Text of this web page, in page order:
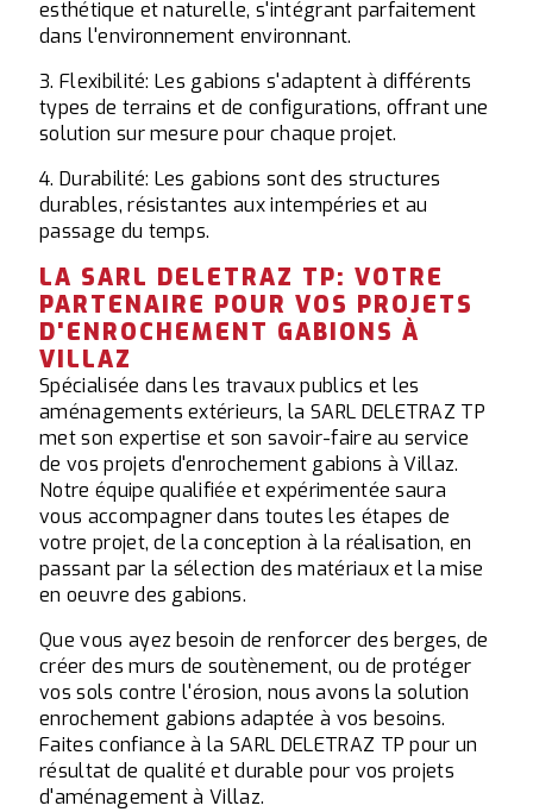
esthétique et naturelle, s'intégrant parfaitement
dans l'environnement environnant.
3. Flexibilité: Les gabions s'adaptent à différents
types de terrains et de configurations, offrant une
solution sur mesure pour chaque projet.
4. Durabilité: Les gabions sont des structures
durables, résistantes aux intempéries et au
passage du temps.
LA SARL DELETRAZ TP: VOTRE
PARTENAIRE POUR VOS PROJETS
D'ENROCHEMENT GABIONS À
VILLAZ
Spécialisée dans les travaux publics et les
aménagements extérieurs, la SARL DELETRAZ TP
met son expertise et son savoir-faire au service
de vos projets d'enrochement gabions à Villaz.
Notre équipe qualifiée et expérimentée saura
vous accompagner dans toutes les étapes de
votre projet, de la conception à la réalisation, en
passant par la sélection des matériaux et la mise
en oeuvre des gabions.
Que vous ayez besoin de renforcer des berges, de
créer des murs de soutènement, ou de protéger
vos sols contre l'érosion, nous avons la solution
enrochement gabions adaptée à vos besoins.
Faites confiance à la SARL DELETRAZ TP pour un
résultat de qualité et durable pour vos projets
d'aménagement à Villaz.